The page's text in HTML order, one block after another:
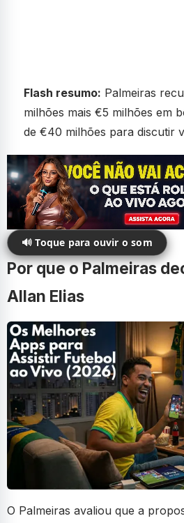
Flash resumo: Palmeiras
milhões mais €5 milhões em
de €40 milhões para discutir
🔊 Toque para ouvir o som
Por que o Palmeiras
Allan Elias
O Palmeiras avaliou que a